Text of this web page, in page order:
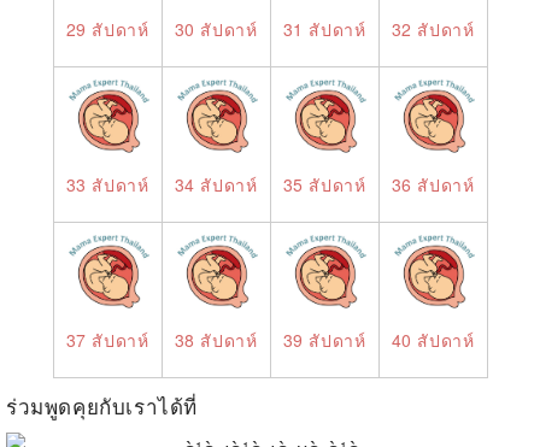
29 สัปดาห์ 30 สัปดาห์ 31 สัปดาห์ 32 สัปดาห์
33 สัปดาห์ 34 สัปดาห์ 35 สัปดาห์ 36 สัปดาห์
37 สัปดาห์ 38 สัปดาห์ 39 สัปดาห์ 40 สัปดาห์
ร่วมพูดคุยกับเราได้ที่